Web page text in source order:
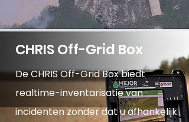
CHRIS Off-Grid Box
De CHRIS Off-Grid Box biedt
realtime-inventarisatie van
incidenten zonder dat u afhankelijk